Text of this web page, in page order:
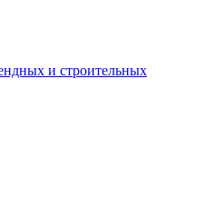
и строительных